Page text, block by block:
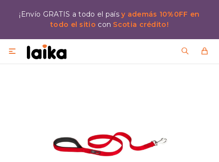
¡Envío GRATIS a todo el paísy además 10%0FF en
todo el sitio con Scotia crédito!
